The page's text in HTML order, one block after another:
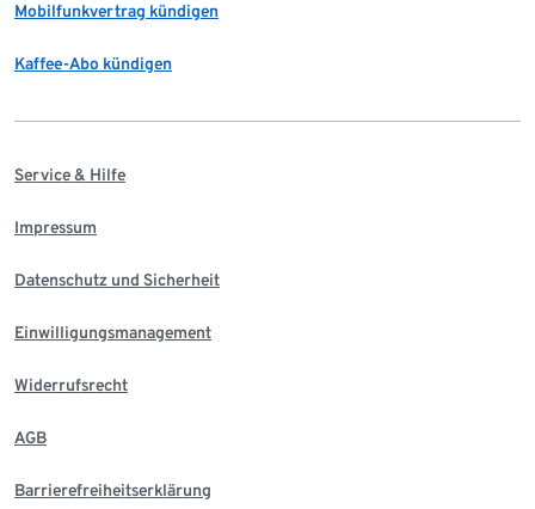
Mobilfunkvertrag kündigen
Kaffee-Abo kündigen
Service & Hilfe
Impressum
Datenschutz und Sicherheit
Einwilligungsmanagement
Widerrufsrecht
AGB
Barrierefreiheitserklärung